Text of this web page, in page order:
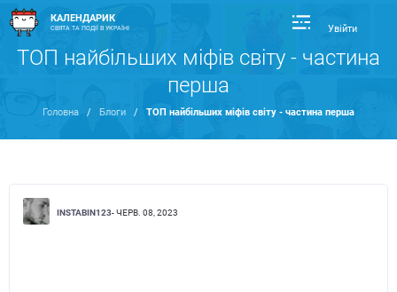
КАЛЕНДАРИК
СВЯТА ТА ПОДІЇ В УКРАЇНІ Увійти
ТОП найбільших міфів світу - частина
перша
Головна / Блоги / ТОП найбільших міфів світу - частина перша
INSTABIN123- ЧЕРВ. 08, 2023